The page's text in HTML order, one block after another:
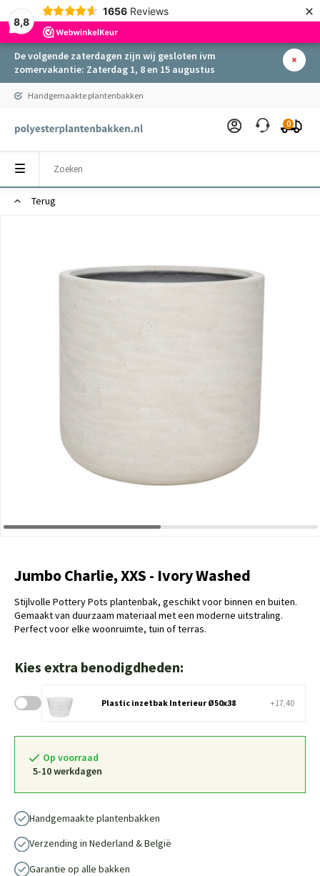
8,8
1656 Reviews ×
De volgende zaterdagen zijn wij gesloten ivm
zomervakantie: Zaterdag 1, 8 en 15 augustus
Handgemaakte plantenbakken
0
Terug
Jumbo Charlie, XXS - Ivory Washed
Stijlvolle Pottery Pots plantenbak, geschikt voor binnen en buiten.
Gemaakt van duurzaam materiaal met een moderne uitstraling.
Perfect voor elke woonruimte, tuin of terras.
Kies extra benodigdheden:
Plastic inzetbak Interieur Ø50x38 +17,40
Op voorraad
5-10 werkdagen
Handgemaakte plantenbakken
Verzending in Nederland & België
Garantie op alle bakken